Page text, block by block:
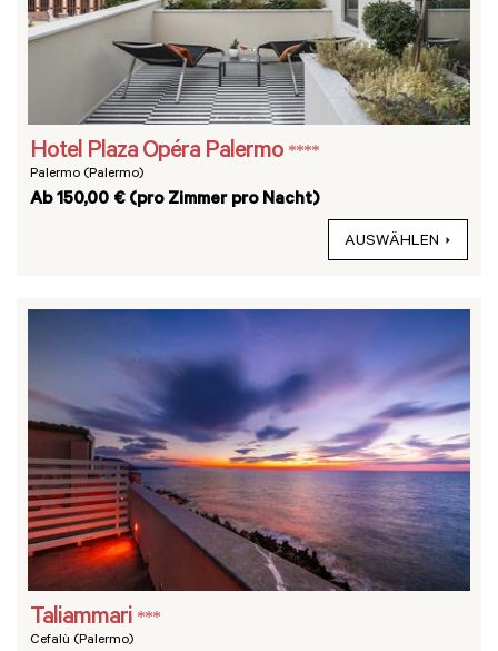
Hotel Plaza Opéra Palermo ****
Palermo (Palermo)
Ab 150,00 € (pro Zimmer pro Nacht)
AUSWÄHLEN
Taliammari ***
Cefalù (Palermo)